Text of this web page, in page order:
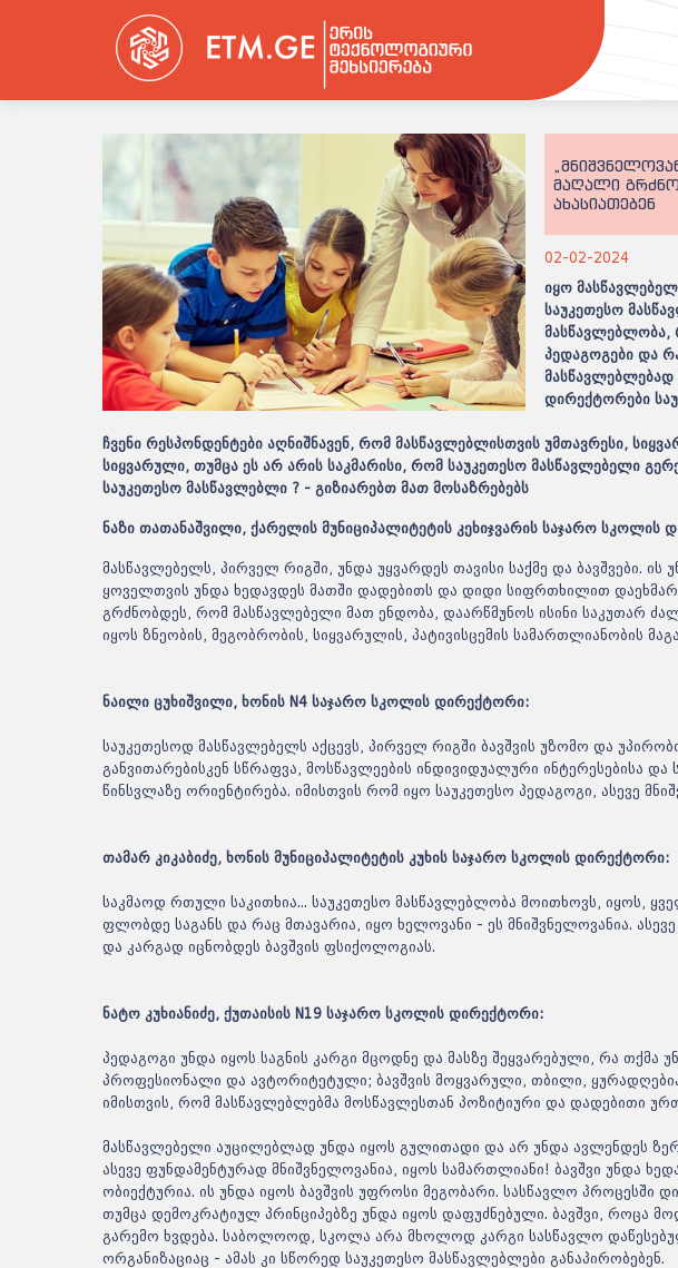
მაღალი
ახასიათებენ
02-02-2024
იყო
საუკეთესო
მასწავლებლობა,
პედაგოგები და
მასწავლებლებად
დირექტორები
ჩვენი რესპონდენტები აღნიშნავენ, რომ მასწავლებლისთვის უმთავრესი,
სიყვარული, თუმცა ეს არ არის საკმარისი, რომ საუკეთესო მასწავლებელი
საუკეთესო მასწავლებლი ? - გიზიარებთ მათ მოსაზრებებს
ნაზი თათანაშვილი, ქარელის მუნიციპალიტეტის კეხიჯვარის საჯარო სკოლის
მასწავლებელს, პირველ რიგში, უნდა უყვარდეს თავისი საქმე და ბავშვები. ის
ყოველთვის უნდა ხედავდეს მათში დადებითს და დიდი სიფრთხილით
გრძნობდეს, რომ მასწავლებელი მათ ენდობა, დაარწმუნოს ისინი საკუთარ
იყოს ზნეობის, მეგობრობის, სიყვარულის, პატივისცემის სამართლიანობის
ნაილი ცუხიშვილი, ხონის N4 საჯარო სკოლის დირექტორი:
საუკეთესოდ მასწავლებელს აქცევს, პირველ რიგში ბავშვის უზომო და
განვითარებისკენ სწრაფვა, მოსწავლეების ინდივიდუალური ინტერესებისა
წინსვლაზე ორიენტირება. იმისთვის რომ იყო საუკეთესო პედაგოგი, ასევე
თამარ კიკაბიძე, ხონის მუნიციპალიტეტის კუხის საჯარო სკოლის დირექტორი:
საკმაოდ რთული საკითხია... საუკეთესო მასწავლებლობა მოითხოვს, იყოს,
ფლობდე საგანს და რაც მთავარია, იყო ხელოვანი - ეს მნიშვნელოვანია.
და კარგად იცნობდეს ბავშვის ფსიქოლოგიას.
ნატო კუხიანიძე, ქუთაისის N19 საჯარო სკოლის დირექტორი:
პედაგოგი უნდა იყოს საგნის კარგი მცოდნე და მასზე შეყვარებული, რა თქმა
პროფესიონალი და ავტორიტეტული; ბავშვის მოყვარული, თბილი,
იმისთვის, რომ მასწავლებლებმა მოსწავლესთან პოზიტიური და დადებითი
მასწავლებელი აუცილებლად უნდა იყოს გულითადი და არ უნდა ავლენდეს
ასევე ფუნდამენტურად მნიშვნელოვანია, იყოს სამართლიანი! ბავშვი უნდა
ობიექტურია. ის უნდა იყოს ბავშვის უფროსი მეგობარი. სასწავლო პროცესში
თუმცა დემოკრატიულ პრინციპებზე უნდა იყოს დაფუძნებული. ბავშვი, როცა
გარემო ხვდება. საბოლოოდ, სკოლა არა მხოლოდ კარგი სასწავლო
ორგანიზაციაც - ამას კი სწორედ საუკეთესო მასწავლებლები განაპირობებენ.